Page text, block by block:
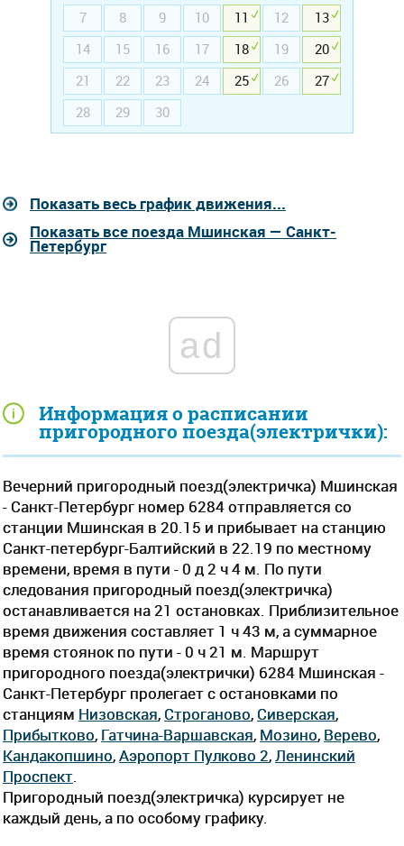
Информация о расписании
пригородного поезда(электрички):
Вечерний пригородный поезд(электричка) Мшинская
- Санкт-Петербург номер 6284 отправляется со
станции Мшинская в 20.15 и прибывает на станцию
Санкт-петербург-Балтийский в 22.19 по местному
времени, время в пути - 0 д 2 ч 4 м. По пути
следования пригородный поезд(электричка)
останавливается на 21 остановках. Приблизительное
время движения составляет 1 ч 43 м, а суммарное
время стоянок по пути - 0 ч 21 м. Маршрут
пригородного поезда(электрички) 6284 Мшинская -
Санкт-Петербург пролегает c остановками по
станциям Низовская, Строганово, Сиверская,
Прибытково, Гатчина-Варшавская, Мозино, Верево,
Кандакопшино,Аэропорт Пулково 2, Ленинский
Проспект
Пригородный поезд(электричка) курсирует не
каждый день, а по особому графику.
7
8 9 10 11 12
13
14
15 16 17 18 19
20
21
22 23 24 25 26
27
28
29 30
Показать весь график движения...
Показать все поезда Мшинская — Санкт-
Петербург
ad